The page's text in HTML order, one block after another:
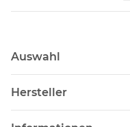
Auswahl
Hersteller